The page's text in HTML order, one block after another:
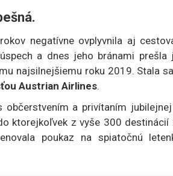
negatívne ovplyvnila aj
a dnes jeho bránami prešla
najsilnejšiemu roku 2019. Stala
Austrian Airlines.
občerstvením a privítaním
ktorejkoľvek z vyše 300 destinácií
poukaz na spiatočnú